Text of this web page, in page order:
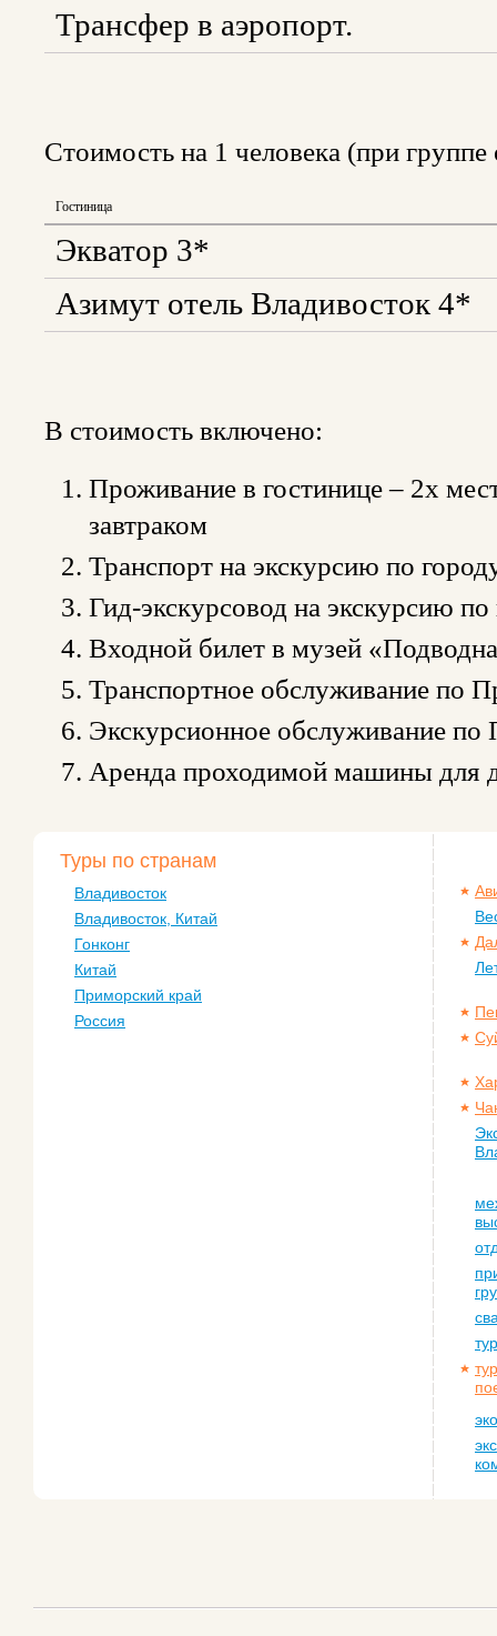
Трансфер в аэропорт.
Стоимость на 1 человека (при группе
Гостиница
Экватор 3*
Азимут отель Владивосток 4*
В стоимость включено:
Проживание в гостинице – 2х
завтраком
Транспорт на экскурсию по
Гид-экскурсовод на экскурсию по
Входной билет в музей
Транспортное обслуживание по
Экскурсионное обслуживание
Аренда проходимой машины для
Туры по странам
Владивосток
Владивосток, Китай
Гонконг
Китай
Приморский край
Россия